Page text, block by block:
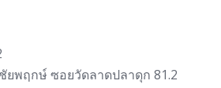
ยพฤกษ์ ซอยวัดลาดปลาดุก 81.2